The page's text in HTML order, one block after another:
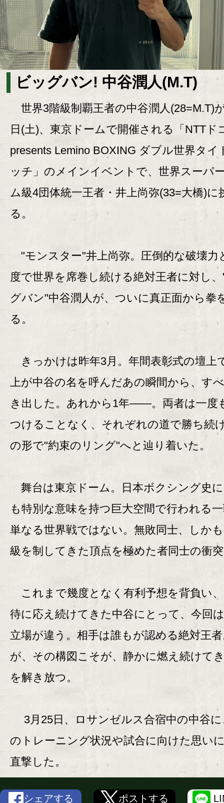
ビッグバン! 中谷潤人(M.T)
世界3階級制覇王者の中谷潤人(28=M.T)
日(土)、東京ドームで開催される「NTTド
presents Lemino BOXING ダブル世界タイ
ッチ」のメインイベントで、世界スーパ
ム級4団体統一王者・井上尚弥(33=大橋)に
る。
"モンスター"井上尚弥。圧倒的な破壊力
度で世界を席巻し続ける絶対王者に対し
グバン"中谷潤人が、ついに真正面から拳
る。
きっかけは昨年3月。年間表彰式の壇上
上が中谷の名を呼んだあの瞬間から、す
き出した。あれから1年――。両者は一度
つけることなく、それぞれの道で勝ち続
の形で"約束のリング"へと辿り着いた。
舞台は東京ドーム。日本ボクシング史
も特別な意味を持つ巨大空間で行われる
単なる世界戦ではない。無敗同士、しか
級を制してきた頂点を極めた者同士の衝
これまで幾度となく有利予想を背負い
待に応え続けてきた中谷にとって、今回
立場が違う。相手は誰もが認める絶対王
が、その構図こそが、静かに燃え続けて
を解き放つ。
3月25日、ロサンゼルス合宿中の中谷に
のトレーニング状況や試合に向けた思い
直撃した。
シェアする ポストする